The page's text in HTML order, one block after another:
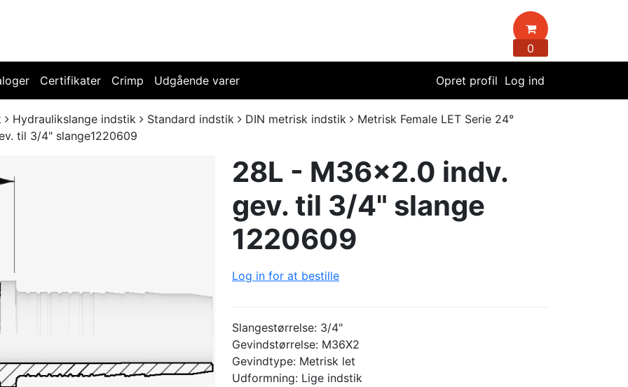
0
Certifikater Crimp Udgående varer Log ind
Opret profil
Hydraulikslange indstik Standard indstik DIN metrisk indstik
Metrisk Female LET Serie 24°
til 3/4" slange1220609
28L - M36x2.0 indv.
gev. til 3/4" slange
1220609
Log in for at bestille
Slangestørrelse: 3/4"
Gevindstørrelse: M36X2
Gevindtype: Metrisk let
Udformning: Lige indstik